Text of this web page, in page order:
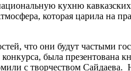
кухню
которая царила
что они будут частыми
была презентована
с творчеством Сайдаева.